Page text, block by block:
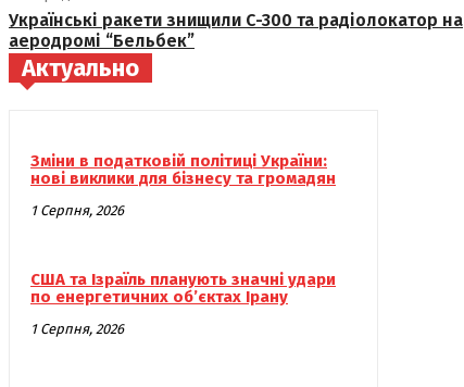
Українські ракети знищили С-300 та радіолокатор на
аеродромі “Бельбек”
Актуально
Зміни в податковій політиці України:
нові виклики для бізнесу та громадян
1 Серпня, 2026
США та Ізраїль планують значні удари
по енергетичних об’єктах Ірану
1 Серпня, 2026